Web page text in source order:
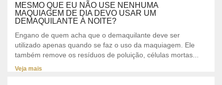
MESMO QUE EU NÃO USE NENHUMA
MAQUIAGEM DE DIA DEVO USAR UM
DEMAQUILANTE À NOITE?
Engano de quem acha que o demaquilante deve ser
utilizado apenas quando se faz o uso da maquiagem. Ele
também remove os resíduos de poluição, células mortas...
Veja mais